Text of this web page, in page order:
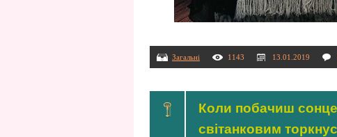
Загальні 1143 13.01.2019
Коли побачиш сонце
світанковим